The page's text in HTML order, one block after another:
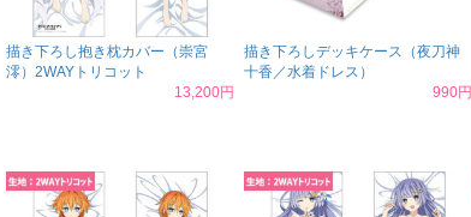
描き下ろし抱き枕カバー（崇宮
澪）2WAYトリコット
13,200円
描き下ろしデッキケース（夜刀神
十香／水着ドレス）
990円